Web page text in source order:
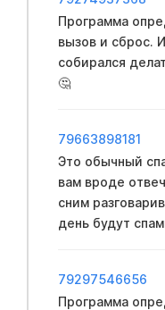
Программа
вызов и сброс.
собирался
🤔
79663898181
Это обычный
вам вроде
сним
день будут
79297546656
Программа